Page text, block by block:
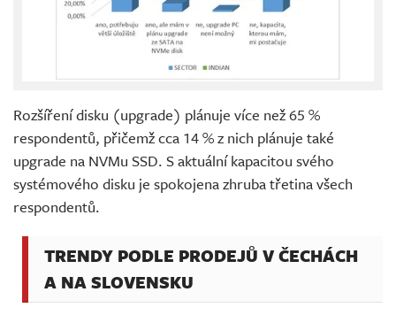
Rozšíření disku (upgrade) plánuje více než 65 %
respondentů, přičemž cca 14 % z nich plánuje také
upgrade na NVMu SSD. S aktuální kapacitou svého
systémového disku je spokojena zhruba třetina všech
respondentů.
TRENDY PODLE PRODEJŮ V ČECHÁCH
A NA SLOVENSKU